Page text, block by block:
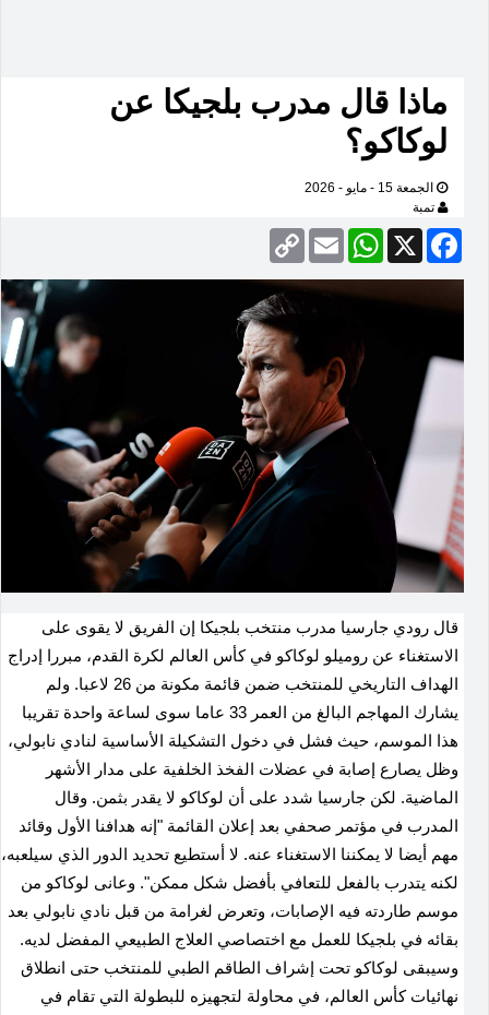
ماذا قال مدرب بلجيكا عن
لوكاكو؟
الجمعة 15 - مايو - 2026
تمبة
Facebook
X
WhatsApp
Email
Copy
Link
قال رودي جارسيا مدرب منتخب بلجيكا إن الفريق لا يقوى على
‌الاستغناء عن روميلو لوكاكو في كأس ​العالم لكرة القدم، ‌مبررا إدراج
الهداف التاريخي للمنتخب ضمن ‌قائمة ⁠مكونة ‌من 26 لاعبا. ولم
يشارك المهاجم البالغ من العمر ⁠33 عاما سوى لساعة واحدة تقريبا
هذا الموسم، حيث فشل في دخول التشكيلة الأساسية لنادي نابولي،
وظل يصارع إصابة في عضلات الفخذ الخلفية على مدار الأشهر
الماضية. لكن جارسيا شدد على أن لوكاكو ​لا يقدر بثمن. وقال
المدرب في مؤتمر صحفي بعد إعلان القائمة "إنه هدافنا الأول وقائد
مهم أيضا ‌لا يمكننا الاستغناء ⁠عنه. لا ​أستطيع تحديد الدور الذي سيلعبه،
لكنه ​يتدرب بالفعل للتعافي بأفضل شكل ممكن". وعانى لوكاكو من
موسم طاردته فيه الإصابات، وتعرض لغرامة من قبل نادي نابولي بعد
بقائه في بلجيكا للعمل مع اختصاصي العلاج الطبيعي المفضل لديه.
وسيبقى لوكاكو تحت إشراف الطاقم الطبي للمنتخب حتى انطلاق
نهائيات كأس العالم، في محاولة ‌لتجهيزه للبطولة التي ‌تقام في